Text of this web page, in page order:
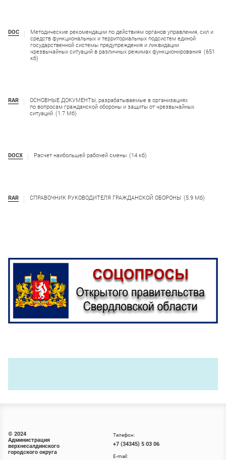
DOC
Методические рекомендации по действиям органов управления, сил и
средств функциональных и территориальных подсистем единой
государственной системы предупреждения и ликвидации
чрезвычайных ситуаций в различных режимах функционирования (651
кб)
RAR
ОСНОВНЫЕ ДОКУМЕНТЫ, разрабатываемые в организациях
по вопросам гражданской обороны и защиты от чрезвычайных
ситуаций (1.7 Мб)
DOCX Расчет наибольшей рабочей смены (14 кб)
RAR СПРАВОЧНИК РУКОВОДИТЕЛЯ ГРАЖДАНСКОЙ ОБОРОНЫ (5.9 Мб)
© 2024
Администрация
верхнесалдинского
городского округа
Телефон:
+7 (34345) 5 03 06
E-mail: